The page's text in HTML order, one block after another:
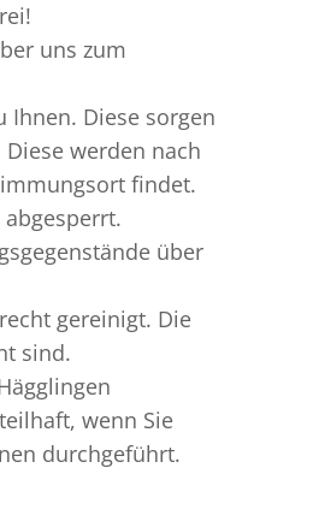
uns zum
Diese sorgen
werden nach
findet.
über
gereinigt. Die
sind.
wenn Sie
durchgeführt.